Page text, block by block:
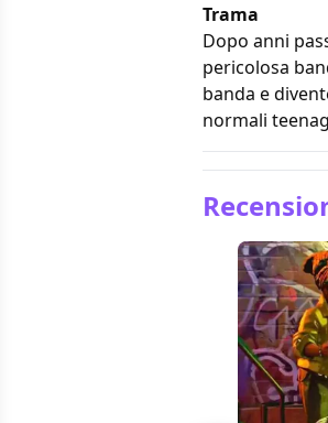
Trama
Dopo anni
pericolosa
banda e
normali